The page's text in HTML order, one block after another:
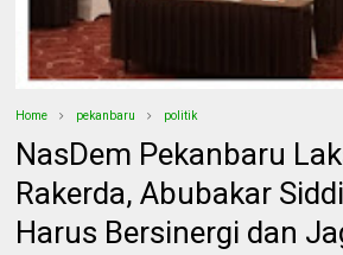
Home pekanbaru politik
NasDem Pekanbaru
Rakerda, Abubakar
Harus Bersinergi dan